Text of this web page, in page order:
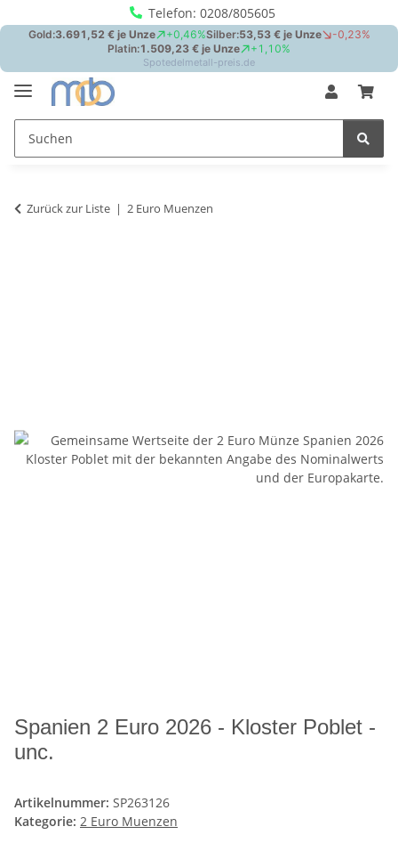
Telefon: 0208/805605
Zurück zur Liste 2 Euro Muenzen
Spanien 2 Euro 2026 - Kloster Poblet -
unc.
Artikelnummer: SP263126
Kategorie: 2 Euro Muenzen